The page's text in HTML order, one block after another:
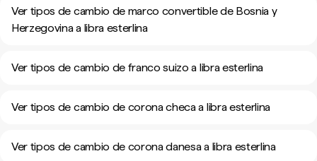
Ver tipos de cambio de marco convertible de Bosnia y
Herzegovina a libra esterlina
Ver tipos de cambio de franco suizo a libra esterlina
Ver tipos de cambio de corona checa a libra esterlina
Ver tipos de cambio de corona danesa a libra esterlina